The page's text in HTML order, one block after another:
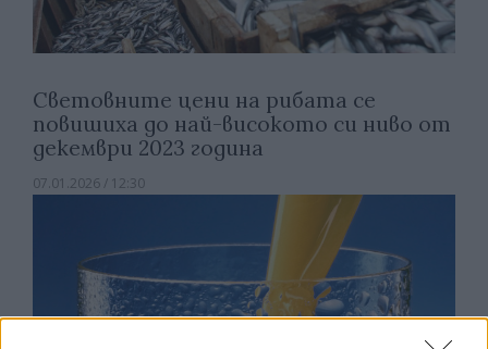
Световните цени на рибата се
повишиха до най-високото си ниво от
декември 2023 година
07.01.2026 / 12:30